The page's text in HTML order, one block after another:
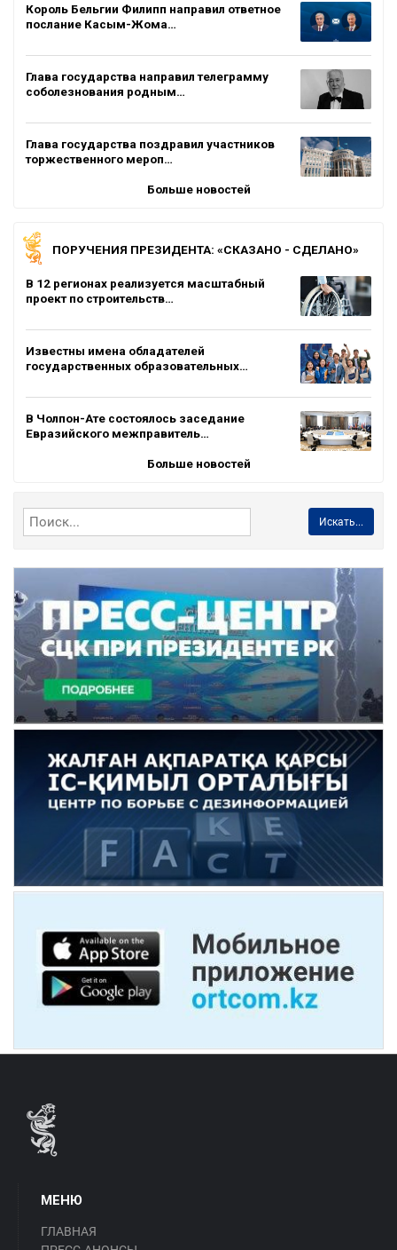
Король Бельгии Филипп направил ответное
послание Касым-Жома…
Глава государства направил телеграмму
соболезнования родным…
Глава государства поздравил участников
торжественного мероп…
Больше новостей
ПОРУЧЕНИЯ ПРЕЗИДЕНТА: «СКАЗАНО - СДЕЛАНО»
В 12 регионах реализуется масштабный
проект по строительств…
Известны имена обладателей
государственных образовательных…
В Чолпон-Ате состоялось заседание
Евразийского межправитель…
Больше новостей
Искать...
МЕНЮ
ГЛАВНАЯ